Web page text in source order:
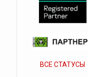
ВСЕ СТАТУСЫ